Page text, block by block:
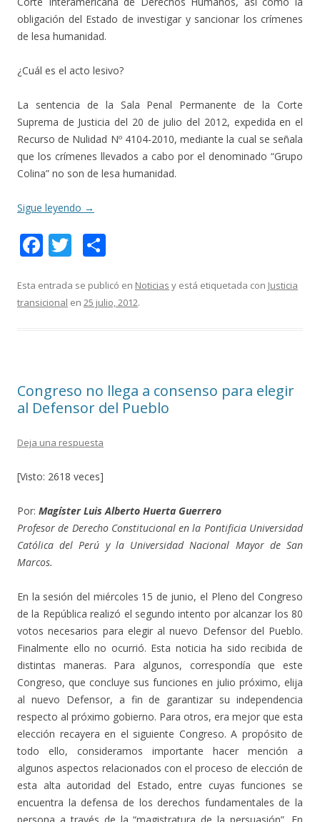
obligación del Estado de investigar y sancionar los crímenes
de lesa humanidad.
¿Cuál es el acto lesivo?
La sentencia de la Sala Penal Permanente de la Corte
Suprema de Justicia del 20 de julio del 2012, expedida en el
Recurso de Nulidad Nº 4104-2010, mediante la cual se señala
que los crímenes llevados a cabo por el denominado “Grupo
Colina” no son de lesa humanidad.
Sigue leyendo →
F
e
b
k
T
itt
er
m
p
r
Esta entrada se publicó en Noticias y está etiquetada con Justicia
transicional en 25 julio, 2012.
Congreso no llega a consenso para elegir
al Defensor del Pueblo
Deja una respuesta
[Visto: 2618 veces]
Por: Magíster Luis Alberto Huerta Guerrero
Profesor de Derecho Constitucional en la Pontificia Universidad
Católica del Perú y la Universidad Nacional Mayor de San
Marcos.
En la sesión del miércoles 15 de junio, el Pleno del Congreso
de la República realizó el segundo intento por alcanzar los 80
votos necesarios para elegir al nuevo Defensor del Pueblo.
Finalmente ello no ocurrió. Esta noticia ha sido recibida de
distintas maneras. Para algunos, correspondía que este
Congreso, que concluye sus funciones en julio próximo, elija
al nuevo Defensor, a fin de garantizar su independencia
respecto al próximo gobierno. Para otros, era mejor que esta
elección recayera en el siguiente Congreso. A propósito de
todo ello, consideramos importante hacer mención a
algunos aspectos relacionados con el proceso de elección de
esta alta autoridad del Estado, entre cuyas funciones se
encuentra la defensa de los derechos fundamentales de la